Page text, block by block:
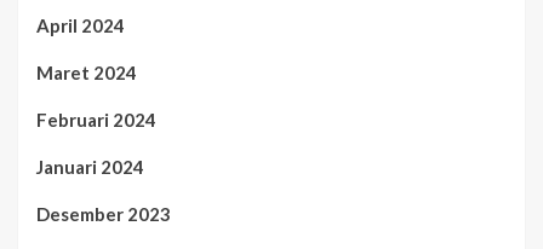
April 2024
Maret 2024
Februari 2024
Januari 2024
Desember 2023